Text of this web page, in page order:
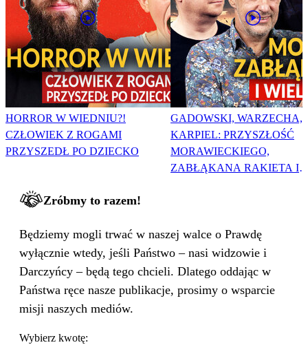
HORROR W WIEDNIU?!
CZŁOWIEK Z ROGAMI
PRZYSZEDŁ PO DZIECKO
GADOWSKI, WARZECHA,
KARPIEL: PRZYSZŁOŚĆ
MORAWIECKIEGO,
ZABŁĄKANA RAKIETA I
Zróbmy to razem!
Będziemy mogli trwać w naszej walce o Prawdę
wyłącznie wtedy, jeśli Państwo – nasi widzowie i
Darczyńcy – będą tego chcieli. Dlatego oddając w
Państwa ręce nasze publikacje, prosimy o wsparcie
misji naszych mediów.
Wybierz kwotę: